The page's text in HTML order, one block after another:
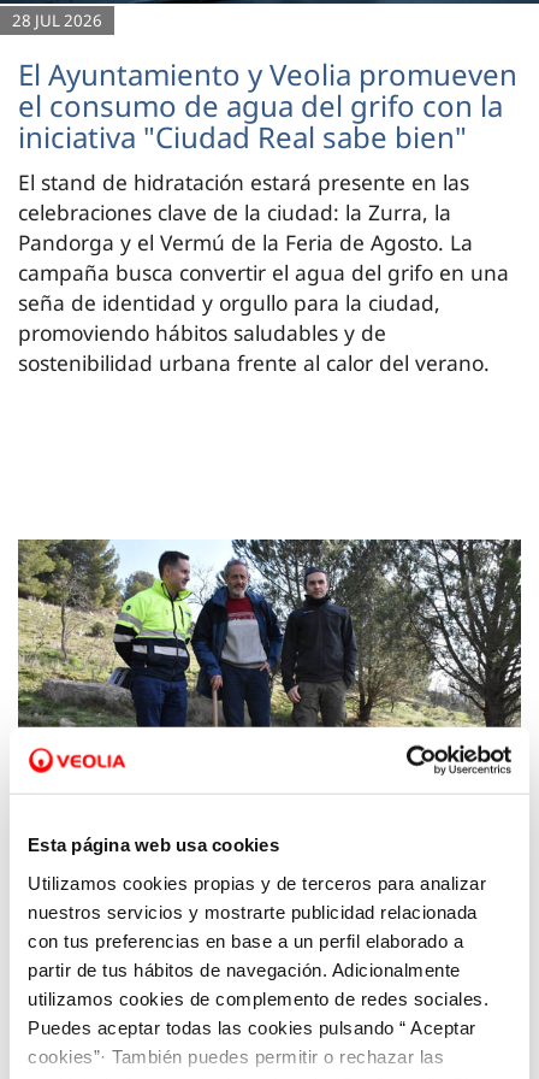
Esta página web usa cookies
Utilizamos cookies propias y de terceros para analizar
nuestros servicios y mostrarte publicidad relacionada
con tus preferencias en base a un perfil elaborado a
partir de tus hábitos de navegación. Adicionalmente
utilizamos cookies de complemento de redes sociales.
Puedes aceptar todas las cookies pulsando “ Aceptar
cookies”· También puedes permitir o rechazar las
28 JUL 2026
El Ayuntamiento y Veolia promueven
el consumo de agua del grifo con la
iniciativa "Ciudad Real sabe bien"
El stand de hidratación estará presente en las
celebraciones clave de la ciudad: la Zurra, la
Pandorga y el Vermú de la Feria de Agosto. La
campaña busca convertir el agua del grifo en una
seña de identidad y orgullo para la ciudad,
promoviendo hábitos saludables y de
sostenibilidad urbana frente al calor del verano.
06 FEB 2020
Aquona, Ayuntamiento de Zamora y
Fundación Aquae impulsan una nueva
edición del proyecto ‘Reforesta Zamora’